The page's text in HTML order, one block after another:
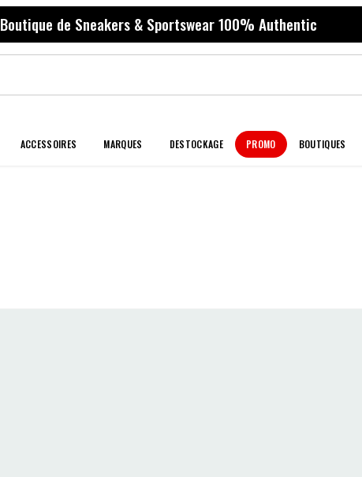
Boutique de Sneakers & Sportswear 100% Authentic
ACCESSOIRES MARQUES DESTOCKAGE PROMO BOUTIQUES